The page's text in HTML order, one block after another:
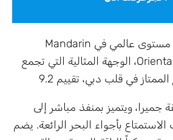
استمتع بخدمة ذات مستوى عالمي في Mandarin
Oriental Jumeirah, Dubai، الوجهة المثالية التي تجمع
في قلب دبي، تقييم 9.2
ويتميز بمنفذ مباشر إلى
بأجواء البحر الرائعة. يضم